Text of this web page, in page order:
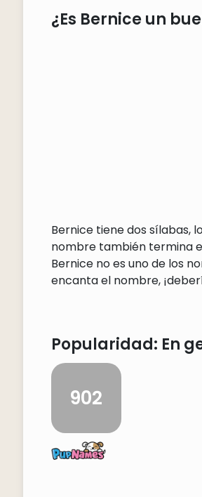
¿Es Bernice un
Bernice tiene dos sílabas,
nombre también termina
Bernice no es uno de los
encanta el nombre,
Popularidad: En
902